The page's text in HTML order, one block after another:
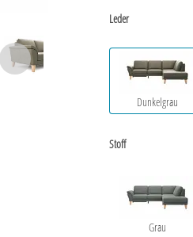
Leder
Dunkelgrau
Stoff
Grau